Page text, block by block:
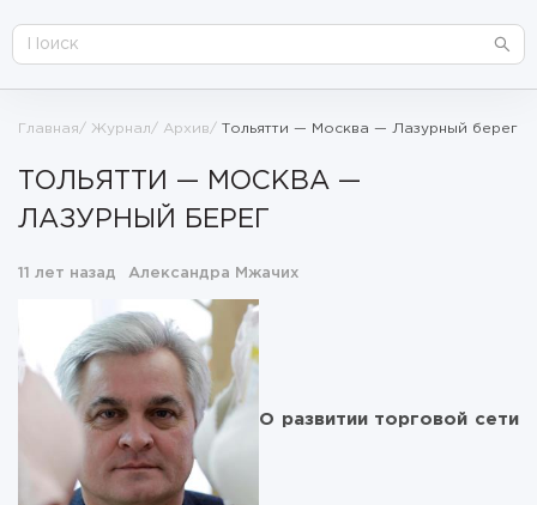
Главная Журнал Архив Тольятти — Москва — Лазурный берег
ТОЛЬЯТТИ — МОСКВА —
ЛАЗУРНЫЙ БЕРЕГ
11 лет назад Александра Мжачих
О развитии торговой сети